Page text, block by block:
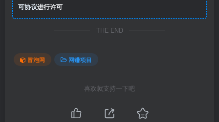
可协议进行许可
THE END
冒泡网 网赚项目
喜欢就支持一下吧